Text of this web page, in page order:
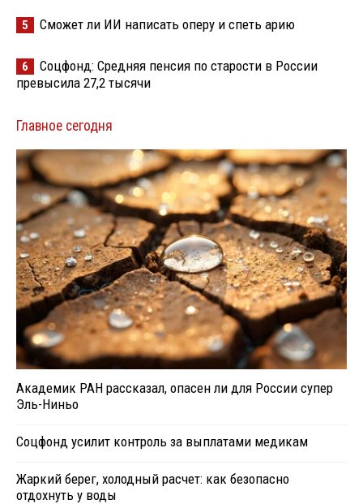
5 Сможет ли ИИ написать оперу и спеть арию
6
Соцфонд: Средняя пенсия по старости в России
превысила 27,2 тысячи
Главное сегодня
Академик РАН рассказал, опасен ли для России супер
Эль-Ниньо
Соцфонд усилит контроль за выплатами медикам
Жаркий берег, холодный расчет: как безопасно
отдохнуть у воды